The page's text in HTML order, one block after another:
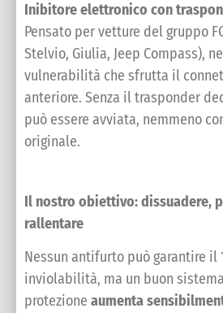
Inibitore elettronico con
Pensato per vetture del gruppo
Stelvio, Giulia, Jeep Compass),
vulnerabilità che sfrutta il
anteriore. Senza il trasponder
può essere avviata, nemmeno
originale.
Il nostro obiettivo: dissuadere,
rallentare
Nessun antifurto può garantire il
inviolabilità, ma un buon
protezione aumenta